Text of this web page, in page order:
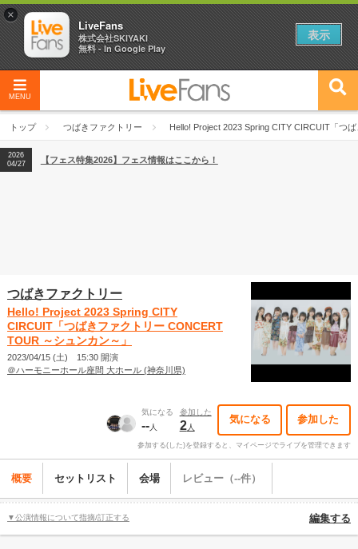
MENU
トップ つばきファクトリー Hello! Project 2023 Spring CITY CIRCUIT「つ
2026
04/27
2026
【ライブ動員ランキング】2026年上半期編発表！
2026
04/27
【フェス特集2026】フェス情報はここから！
つばきファクトリー
Hello! Project 2023 Spring CITY
CIRCUIT「つばきファクトリー CONCERT
TOUR ～シュンカン～」
2023/04/15 (土) 15:30 開演
＠ハーモニーホール座間 大ホール (神奈川県)
気になる
--人
参加した
2人
気になる 参加した
参加する(した)を登録すると、マイページでライブを管理できます
概要 セットリスト 会場 レビュー（--件）
▼公演情報について指摘/訂正する 編集する
×
LiveFans
株式会社SKIYAKI
無料 - In Google Play
表示